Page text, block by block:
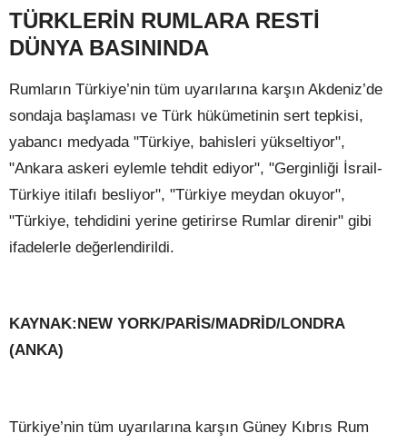
TÜRKLERİN RUMLARA RESTİ
DÜNYA BASININDA
Rumların Türkiye’nin tüm uyarılarına karşın Akdeniz’de
sondaja başlaması ve Türk hükümetinin sert tepkisi,
yabancı medyada "Türkiye, bahisleri yükseltiyor",
"Ankara askeri eylemle tehdit ediyor", "Gerginliği İsrail-
Türkiye itilafı besliyor", "Türkiye meydan okuyor",
"Türkiye, tehdidini yerine getirirse Rumlar direnir" gibi
ifadelerle değerlendirildi.
KAYNAK:NEW YORK/PARİS/MADRİD/LONDRA
(ANKA)
Türkiye’nin tüm uyarılarına karşın Güney Kıbrıs Rum